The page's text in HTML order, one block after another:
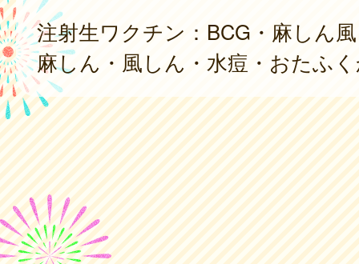
注射生ワクチン：BCG・麻しん
麻しん・風しん・水痘・おたふ